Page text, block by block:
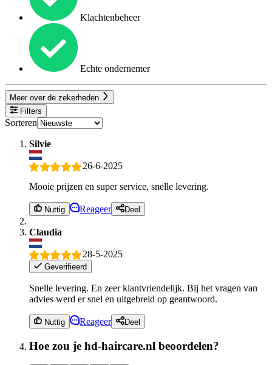
Klachtenbeheer
Echte ondernemer
Meer over de zekerheden
Filters
Sorteren
Silvie
26-6-2025
Mooie prijzen en super service, snelle levering.
Nuttig Reageer Deel
Claudia
28-5-2025
Geverifieerd
Snelle levering. En zeer klantvriendelijk. Bij het vragen van
advies werd er snel en uitgebreid op geantwoord.
Nuttig Reageer Deel
Hoe zou je hd-haircare.nl beoordelen?